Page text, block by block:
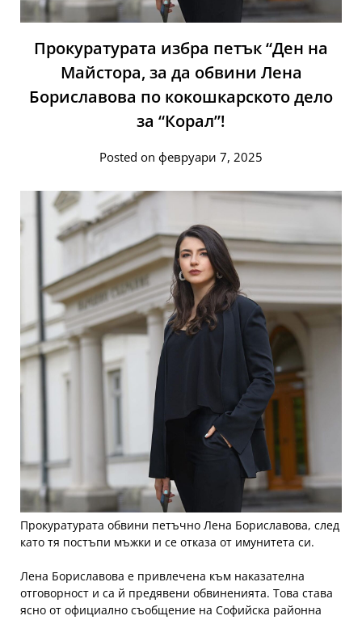
Прокуратурата избра петък “Ден на
Майстора, за да обвини Лена
Бориславова по кокошкарското дело
за “Корал”!
Posted on февруари 7, 2025
Прокуратурата обвини петъчно Лена Бориславова, след
като тя постъпи мъжки и се отказа от имунитета си.
Лена Бориславова е привлечена към наказателна
отговорност и са й предявени обвиненията. Това става
ясно от официално съобщение на Софийска районна